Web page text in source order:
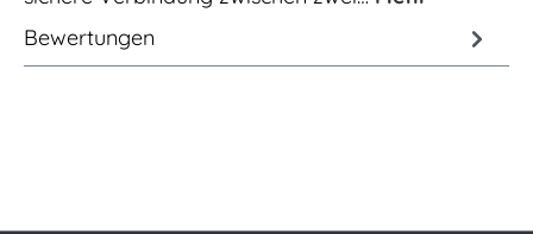
Bewertungen